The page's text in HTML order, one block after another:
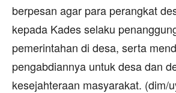
berpesan agar para perangkat
kepada Kades selaku
pemerintahan di desa, serta
pengabdiannya untuk desa dan
kesejahteraan masyarakat. (dim/